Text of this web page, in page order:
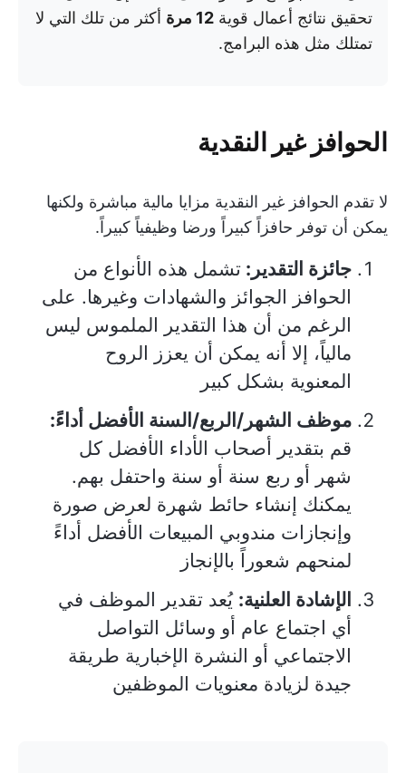
تحقيق نتائج أعمال قوية 12 مرة
أكثر من تلك التي لا
تمتلك مثل هذه البرامج.
الحوافز غير النقدية
لا تقدم الحوافز غير النقدية مزايا مالية مباشرة ولكنها
يمكن أن توفر حافزاً كبيراً ورضا وظيفياً كبيراً.
جائزة التقدير: تشمل هذه الأنواع من
الحوافز الجوائز والشهادات وغيرها. على
الرغم من أن هذا التقدير الملموس ليس
مالياً، إلا أنه يمكن أن يعزز الروح
المعنوية بشكل كبير
موظف الشهر/الربع/السنة الأفضل أداءً:
قم بتقدير أصحاب الأداء الأفضل كل
شهر أو ربع سنة أو سنة واحتفل بهم.
يمكنك إنشاء حائط شهرة لعرض صورة
وإنجازات مندوبي المبيعات الأفضل أداءً
لمنحهم شعوراً بالإنجاز
الإشادة العلنية: يُعد تقدير الموظف في
أي اجتماع عام أو وسائل التواصل
الاجتماعي أو النشرة الإخبارية طريقة
جيدة لزيادة معنويات الموظفين